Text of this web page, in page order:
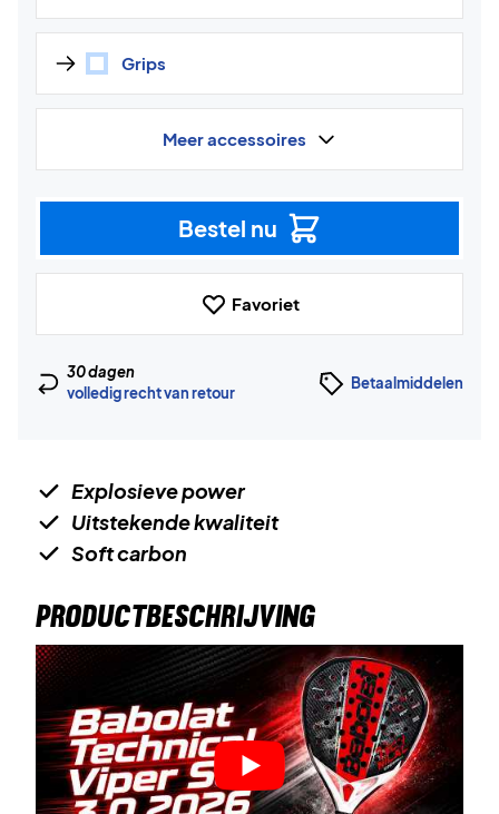
Grips
Meer accessoires
Bestel nu
Favoriet
30 dagen
volledig recht van retour
Betaalmiddelen
Explosieve power
Uitstekende kwaliteit
Soft carbon
PRODUCTBESCHRIJVING